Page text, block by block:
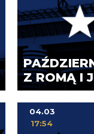
Z ROMĄ I
04.03
17:54